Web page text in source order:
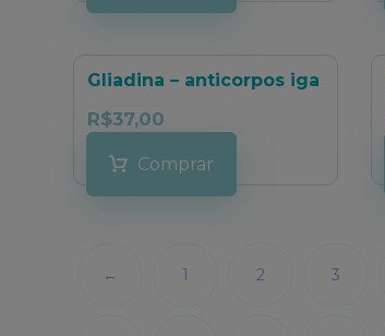
Gliadina – anticorpos iga
R$37,00
Comprar
← 1 2 3